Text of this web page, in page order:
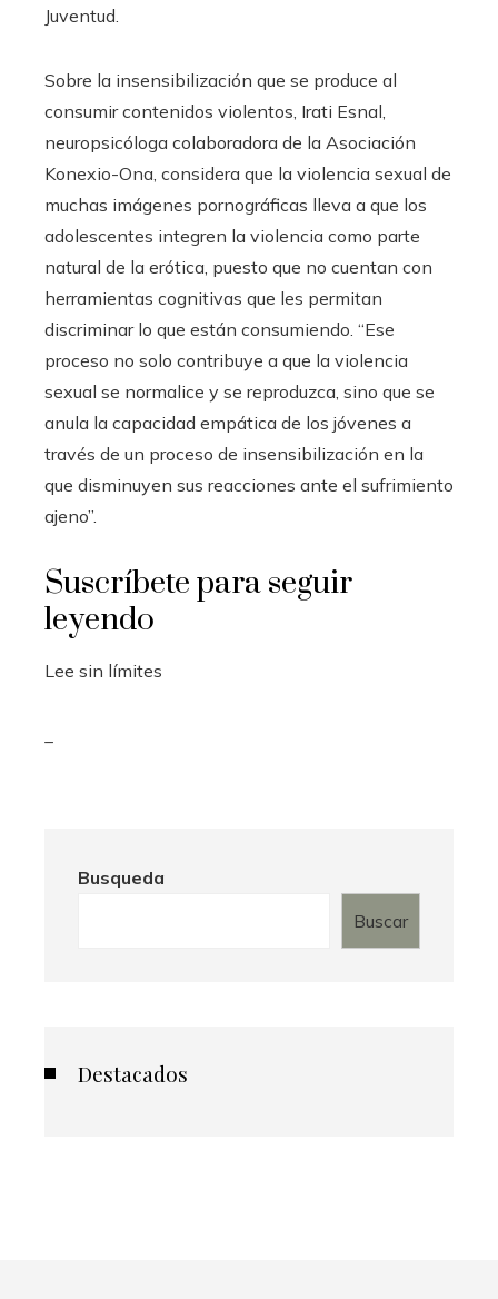
Juventud.
Sobre la insensibilización que se produce al
consumir contenidos violentos, Irati Esnal,
neuropsicóloga colaboradora de la Asociación
Konexio-Ona, considera que la violencia sexual de
muchas imágenes pornográficas lleva a que los
adolescentes integren la violencia como parte
natural de la erótica, puesto que no cuentan con
herramientas cognitivas que les permitan
discriminar lo que están consumiendo. “Ese
proceso no solo contribuye a que la violencia
sexual se normalice y se reproduzca, sino que se
anula la capacidad empática de los jóvenes a
través de un proceso de insensibilización en la
que disminuyen sus reacciones ante el sufrimiento
ajeno”.
Suscríbete para seguir
leyendo
Lee sin límites
Busqueda
Buscar
Destacados